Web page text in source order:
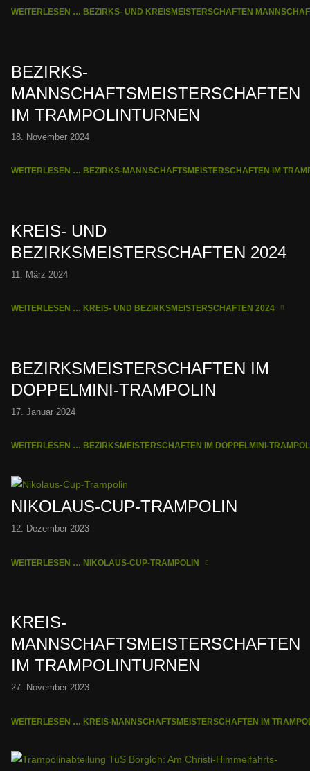
WEITERLESEN … BEZIRKS- UND KREISMEISTERSCHAFTEN
BEZIRKS-
MANNSCHAFTSMEISTERSCHAFTEN
IM TRAMPOLINTURNEN
18. November 2024
WEITERLESEN … BEZIRKS-MANNSCHAFTSMEISTERSCHAFTEN IM
KREIS- UND
BEZIRKSMEISTERSCHAFTEN 2024
11. März 2024
WEITERLESEN … KREIS- UND BEZIRKSMEISTERSCHAFTEN 2024
BEZIRKSMEISTERSCHAFTEN IM
DOPPELMINI-TRAMPOLIN
17. Januar 2024
WEITERLESEN … BEZIRKSMEISTERSCHAFTEN IM DOPPELMINI-
NIKOLAUS-CUP-TRAMPOLIN
12. Dezember 2023
WEITERLESEN … NIKOLAUS-CUP-TRAMPOLIN
KREIS-
MANNSCHAFTSMEISTERSCHAFTEN
IM TRAMPOLINTURNEN
27. November 2023
WEITERLESEN … KREIS-MANNSCHAFTSMEISTERSCHAFTEN IM